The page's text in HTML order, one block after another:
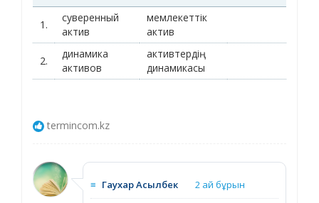
1.
суверенный
актив
мемлекеттік
актив
2.
динамика
активов
активтердің
динамикасы
termincom.kz
≡ Гаухар Асылбек 2 ай бұрын